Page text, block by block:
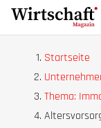
Startseite
Thema: